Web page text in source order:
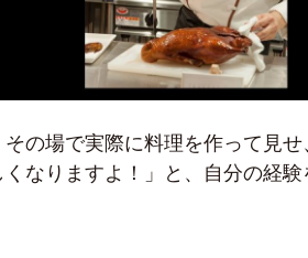
の場で実際に料理を作って見せ
なりますよ！」と、自分の経験